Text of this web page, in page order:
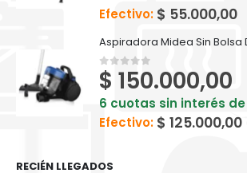
Efectivo: $ 55.000,00
0out of 5
$ 150.000,00
6 cuotas sin interés de
Efectivo: $ 125.000,00
RECIÉN LLEGADOS